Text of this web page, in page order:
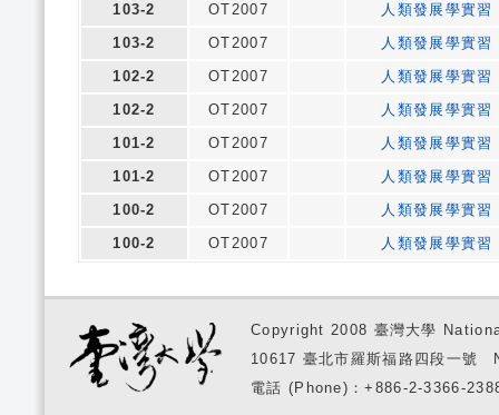
103-2
OT2007
人類發展學實習
103-2
OT2007
人類發展學實習
102-2
OT2007
人類發展學實習
102-2
OT2007
人類發展學實習
101-2
OT2007
人類發展學實習
101-2
OT2007
人類發展學實習
100-2
OT2007
人類發展學實習
100-2
OT2007 人類發展學實習
Copyright 2008 臺灣大學
10617 臺北市羅斯福路四段一
電話 (Phone)：+886-2-3366-